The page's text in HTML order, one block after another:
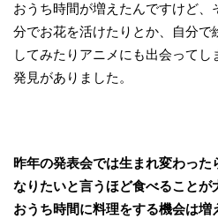
おうち時間が増えたんですけど、
分でお花を活けたりとか、自分で
してみたりアニメにも出会って
発見がありました。
昨年の発表会では生まれ変わっ
なりたいと言うほど食べることが
おうち時間に料理をする機会は増